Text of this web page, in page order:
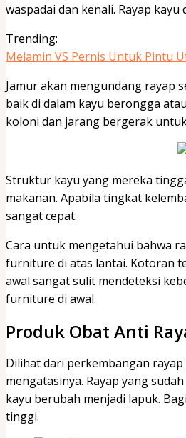
waspadai dan kenali. Rayap
Trending:
Melamin VS Pernis Untuk Pintu
Jamur akan mengundang rayap
baik di dalam kayu berongga
koloni dan jarang bergerak
Struktur kayu yang mereka
makanan. Apabila tingkat
sangat cepat.
Cara untuk mengetahui bahwa
furniture di atas lantai. Kotoran
awal sangat sulit mendeteksi
furniture di awal.
Produk Obat Anti
Dilihat dari perkembangan
mengatasinya. Rayap yang
kayu berubah menjadi lapuk.
tinggi.